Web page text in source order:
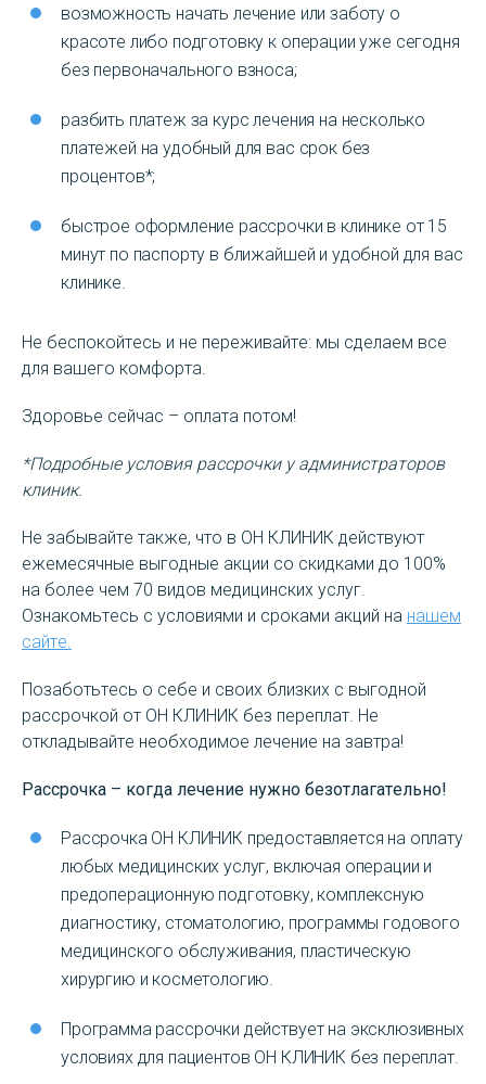
возможность начать лечение или заботу о
красоте либо подготовку к операции уже сегодня
без первоначального взноса;
разбить платеж за курс лечения на несколько
платежей на удобный для вас срок без
процентов*;
быстрое оформление рассрочки в клинике от 15
минут по паспорту в ближайшей и удобной для вас
клинике.
Не беспокойтесь и не переживайте: мы сделаем все
для вашего комфорта.
Здоровье сейчас – оплата потом!
*Подробные условия рассрочки у администраторов
клиник.
Не забывайте также, что в ОН КЛИНИК действуют
ежемесячные выгодные акции со скидками до 100%
на более чем 70 видов медицинских услуг.
Ознакомьтесь с условиями и сроками акций на нашем
сайте.
Позаботьтесь о себе и своих близких с выгодной
рассрочкой от ОН КЛИНИК без переплат. Не
откладывайте необходимое лечение на завтра!
Рассрочка – когда лечение нужно безотлагательно!
Рассрочка ОН КЛИНИК предоставляется на оплату
любых медицинских услуг, включая операции и
предоперационную подготовку, комплексную
диагностику, стоматологию, программы годового
медицинского обслуживания, пластическую
хирургию и косметологию.
Программа рассрочки действует на эксклюзивных
условиях для пациентов ОН КЛИНИК без переплат.